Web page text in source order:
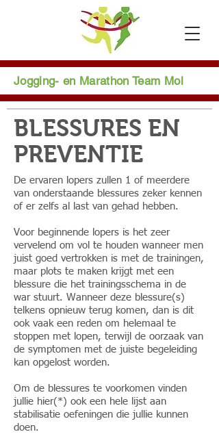
Jogging- en Marathon Team Mol
BLESSURES EN
PREVENTIE
De ervaren lopers zullen 1 of meerdere
van onderstaande blessures zeker kennen
of er zelfs al last van gehad hebben.
Voor beginnende lopers is het zeer
vervelend om vol te houden wanneer men
juist goed vertrokken is met de trainingen,
maar plots te maken krijgt met een
blessure die het trainingsschema in de
war stuurt. Wanneer deze blessure(s)
telkens opnieuw terug komen, dan is dit
ook vaak een reden om helemaal te
stoppen met lopen, terwijl de oorzaak van
de symptomen met de juiste begeleiding
kan opgelost worden.
Om de blessures te voorkomen vinden
jullie hier(*) ook een hele lijst aan
stabilisatie oefeningen die jullie kunnen
doen.